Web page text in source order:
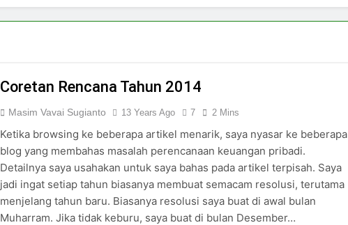
Coretan Rencana Tahun 2014
Masim Vavai Sugianto 13 Years Ago 7 2 Mins
Ketika browsing ke beberapa artikel menarik, saya nyasar ke beberapa
blog yang membahas masalah perencanaan keuangan pribadi.
Detailnya saya usahakan untuk saya bahas pada artikel terpisah. Saya
jadi ingat setiap tahun biasanya membuat semacam resolusi, terutama
menjelang tahun baru. Biasanya resolusi saya buat di awal bulan
Muharram. Jika tidak keburu, saya buat di bulan Desember…